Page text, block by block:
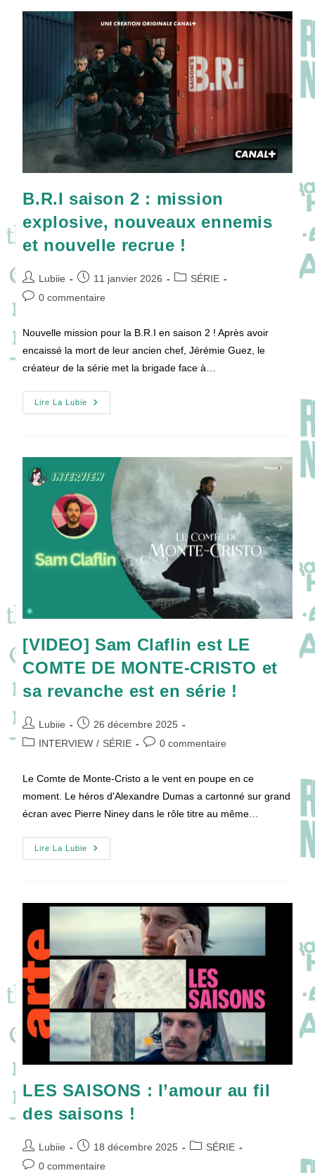
Jamais
Aussi
Émouvant
!
B.R.I saison 2 : mission
explosive, nouveaux ennemis
et nouvelle recrue !
Auteur/autrice
de
Lubiie
Publication
publiée :
11 janvier 2026
PostSÉRIE
Commentaires
0 commentaire
Nouvelle mission pour la B.R.I en saison 2 ! Après avoir
encaissé la mort de leur ancien chef, Jérémie Guez, le
créateur de la série met la brigade face à…
Lire La Lubie
B.R.I
Saison
Nouveaux
Ennemis
Et
Nouvelle
Recrue
!
[VIDEO] Sam Claflin est LE
COMTE DE MONTE-CRISTO et
sa revanche est en série !
Auteur/autrice
de
Lubiie
Publication
publiée :
26 décembre 2025
PostINTERVIEW / SÉRIE
Commentaires
0 commentaire
Le Comte de Monte-Cristo a le vent en poupe en ce
moment. Le héros d'Alexandre Dumas a cartonné sur grand
écran avec Pierre Niney dans le rôle titre au même…
Lire La Lubie
[VIDEO]
Sam
DE
Revanche
Est
En
Série
!
LES SAISONS : l’amour au fil
des saisons !
Auteur/autrice
de
Lubiie
Publication
publiée :
18 décembre 2025
PostSÉRIE
Commentaires
0 commentaire